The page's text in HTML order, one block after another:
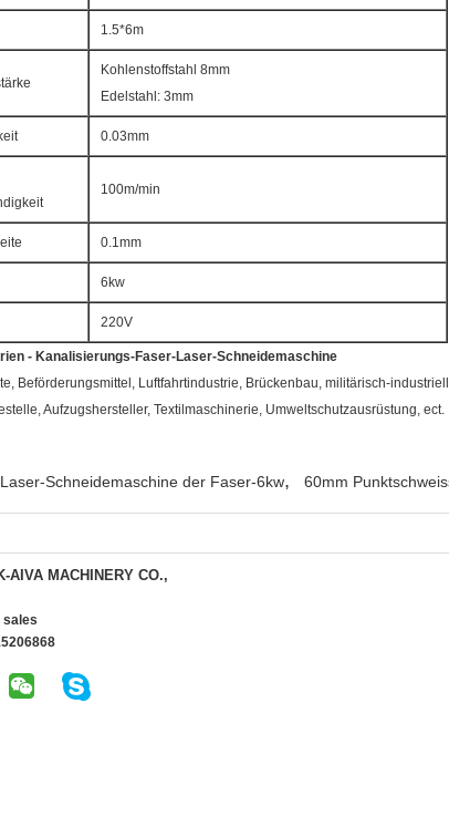
1.5*6m
Kohlenstoffstahl 8mm
Edelstahl: 3mm
0.03mm
100m/min
0.1mm
6kw
220V
- Kanalisierungs-Faser-Laser-Schneidemaschine
Beförderungsmittel, Luftfahrtindustrie, Brückenbau, militärisch-
Aufzugshersteller, Textilmaschinerie, Umweltschutzausrüstung, ect.
Laser-Schneidemaschine der Faser-6kw, 60mm
AIVA MACHINERY CO.,
sales